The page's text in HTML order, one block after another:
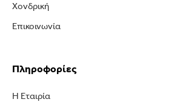
Χονδρική
Επικοινωνία
Πληροφορίες
Η Εταιρία